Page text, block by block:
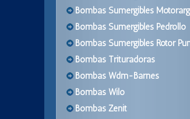
Bombas Sumergibles Motorarg
Bombas Sumergibles Pedrollo
Bombas Sumergibles Rotor
Bombas Trituradoras
Bombas Wdm-Barnes
Bombas Wilo
Bombas Zenit